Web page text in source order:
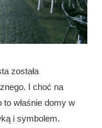
została
I choć na
to właśnie domy w
i symbolem.